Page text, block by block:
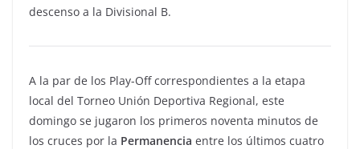
descenso a la Divisional B.
A la par de los Play-Off correspondientes a la etapa
local del Torneo Unión Deportiva Regional, este
domingo se jugaron los primeros noventa minutos de
los cruces por la Permanencia entre los últimos cuatro